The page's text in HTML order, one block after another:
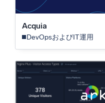
Acquia
DevOpsおよびIT運用